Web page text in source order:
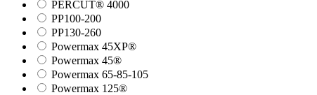
PERCUT® 4000
PP100-200
PP130-260
Powermax 45XP®
Powermax 45®
Powermax 65-85-105
Powermax 125®